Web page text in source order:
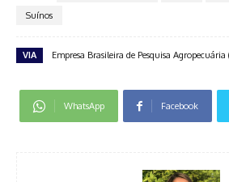
Suínos
VIA Empresa Brasileira de Pesquisa Agropecuária
WhatsApp Facebook